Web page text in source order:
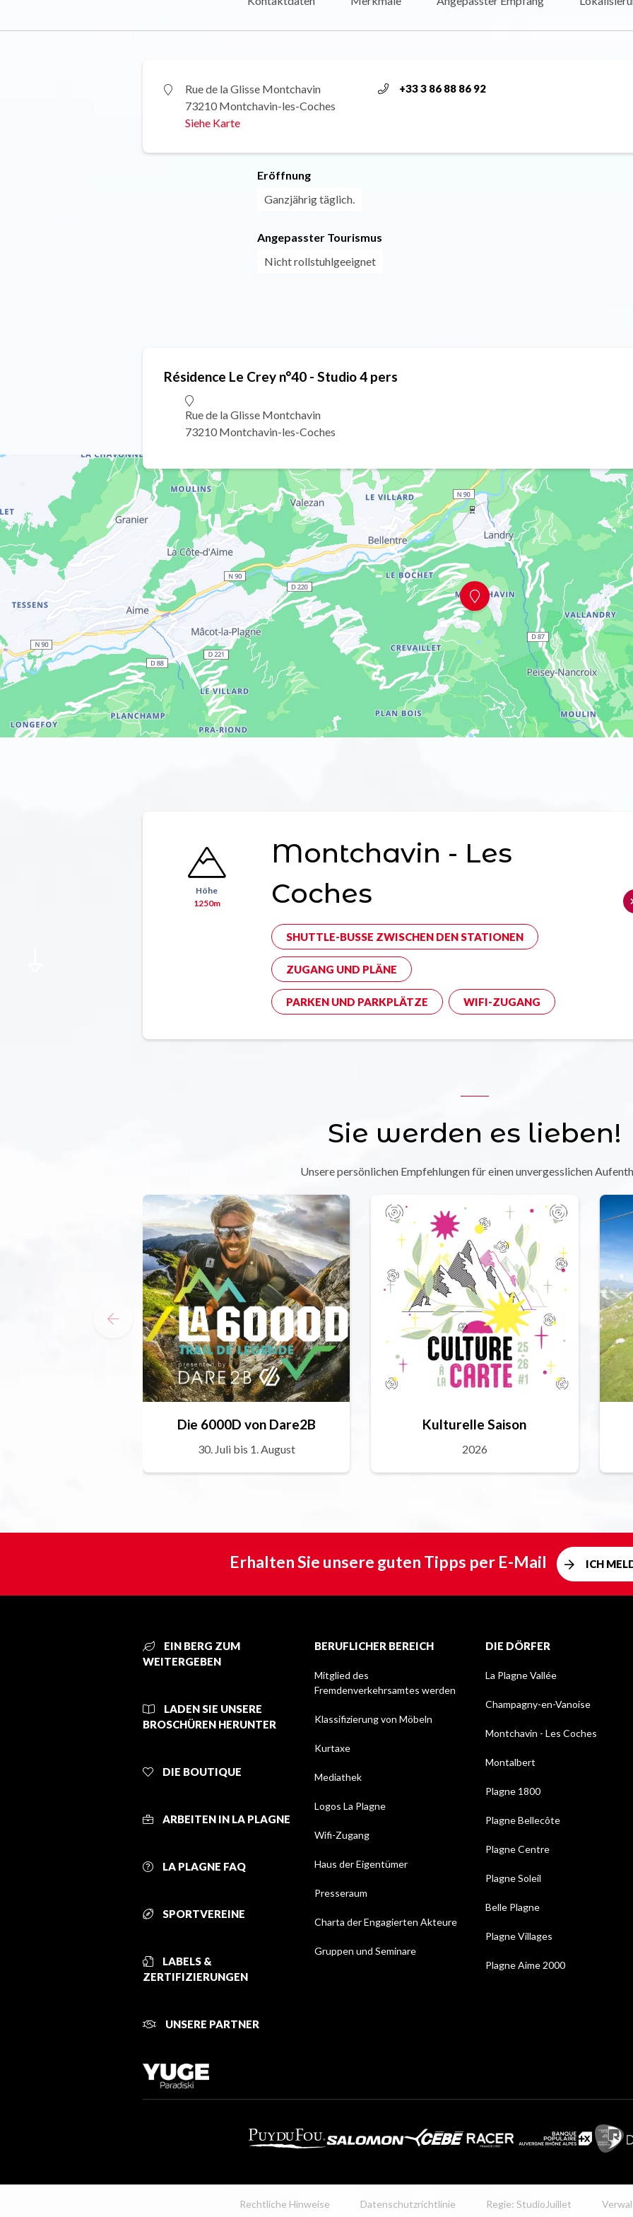
Rue de la Glisse Montchavin
73210 Montchavin-les-Coches
Siehe Karte
+33 3 86 88 86 92
Eröffnung
Ganzjährig täglich.
Angepasster Tourismus
Nicht rollstuhlgeeignet
Résidence Le Crey n°40 - Studio 4 pers
Rue de la Glisse Montchavin
73210 Montchavin-les-Coches
Höhe
1250m
Montchavin - Les
Coches
SHUTTLE-BUSSE ZWISCHEN DEN STATIONEN
ZUGANG UND PLÄNE
PARKEN UND PARKPLÄTZE WIFI-ZUGANG
Sie werden es lieben!
Unsere persönlichen Empfehlungen für einen unvergesslichen
Die 6000D von Dare2B
30. Juli bis 1. August
Kulturelle Saison
2026
Erhalten Sie unsere guten Tipps per E-Mail ICH
EIN BERG ZUM
WEITERGEBEN
LADEN SIE UNSERE
BROSCHÜREN HERUNTER
DIE BOUTIQUE
ARBEITEN IN LA PLAGNE
LA PLAGNE FAQ
SPORTVEREINE
LABELS &
ZERTIFIZIERUNGEN
UNSERE PARTNER
BERUFLICHER BEREICH
Mitglied des
Fremdenverkehrsamtes werden
Klassifizierung von Möbeln
Kurtaxe
Mediathek
Logos La Plagne
Wifi-Zugang
Haus der Eigentümer
Presseraum
Charta der Engagierten Akteure
Gruppen und Seminare
DIE DÖRFER
La Plagne Vallée
Champagny-en-Vanoise
Montchavin - Les Coches
Montalbert
Plagne 1800
Plagne Bellecôte
Plagne Centre
Plagne Soleil
Belle Plagne
Plagne Villages
Plagne Aime 2000
Rechtliche Hinweise Datenschutzrichtlinie Regie: StudioJuillet